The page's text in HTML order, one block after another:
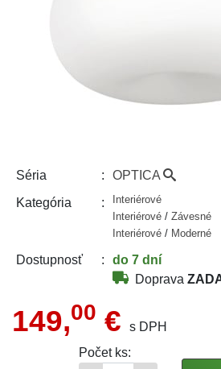
Séria OPTICA
Kategória
Interiérové
Interiérové / Závesné
Interiérové / Moderné
Dostupnosť
do 7 dní
Doprava
149,00 €
s DPH
Počet ks: